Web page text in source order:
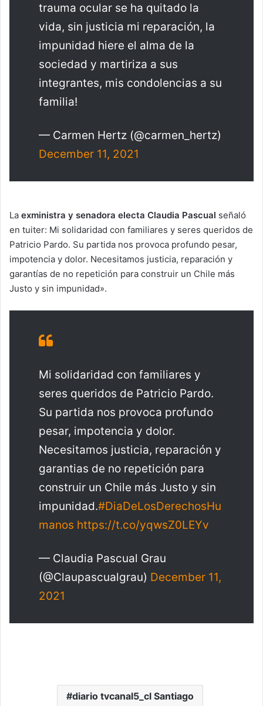
trauma ocular se ha quitado la
vida, sin justicia mi reparación, la
impunidad hiere el alma de la
sociedad y martiriza a sus
integrantes, mis condolencias a su
familia!
— Carmen Hertz (@carmen_hertz)
December 11, 2021
La exministra y senadora electa Claudia Pascual señaló
en tuiter: Mi solidaridad con familiares y seres queridos de
Patricio Pardo. Su partida nos provoca profundo pesar,
impotencia y dolor. Necesitamos justicia, reparación y
garantías de no repetición para construir un Chile más
Justo y sin impunidad».
Mi solidaridad con familiares y
seres queridos de Patricio Pardo.
Su partida nos provoca profundo
pesar, impotencia y dolor.
Necesitamos justicia, reparación y
garantias de no repetición para
construir un Chile más Justo y sin
impunidad.#DiaDeLosDerechosHu
manos https://t.co/yqwsZ0LEYv
— Claudia Pascual Grau
(@Claupascualgrau) December 11,
2021
diario tvcanal5_cl Santiago